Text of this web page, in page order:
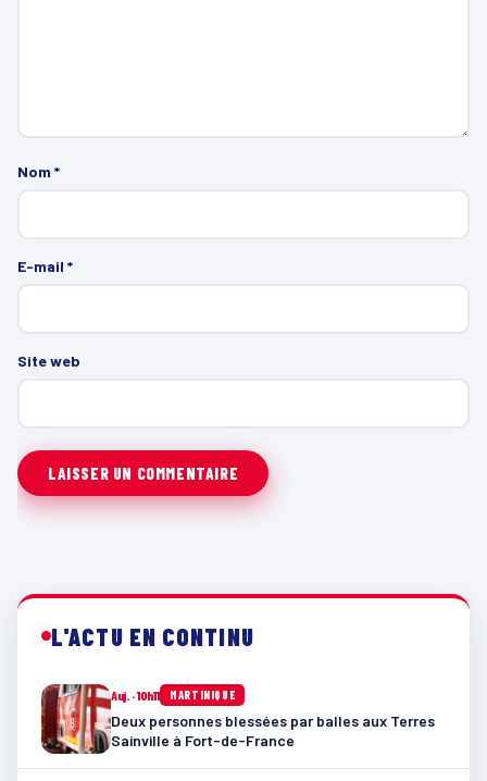
Nom *
E-mail *
Site web
L'ACTU EN CONTINU
Auj. · 10h11 MARTINIQUE
Deux personnes blessées par balles aux Terres
Sainville à Fort-de-France